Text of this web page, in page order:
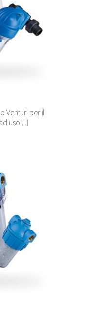
Venturi per il
uso[...]